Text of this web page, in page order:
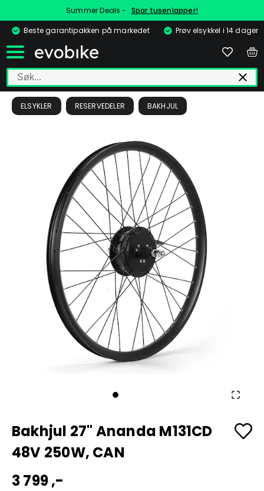
Summer Deals - Spar tusenlapper!
Beste garantipakken på markedet
Prøv elsykkel i 14 dager
ELSYKLER RESERVEDELER BAKHJUL
Bakhjul 27" Ananda M131CD
48V 250W, CAN
3 799 ,-